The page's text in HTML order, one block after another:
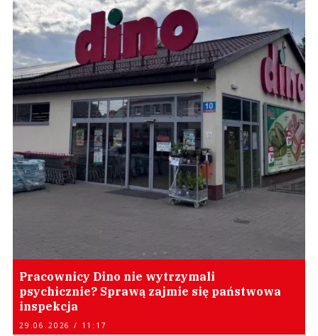
Pracownicy Dino nie wytrzymali
psychicznie? Sprawą zajmie się państwowa
inspekcja
29.06.2026 / 11:17